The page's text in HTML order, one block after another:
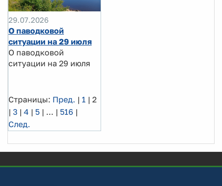
29.07.2026
О паводковой
ситуации на 29 июля
О паводковой
ситуации на 29 июля
Страницы: Пред. | 1 | 2
| 3 | 4 | 5 | ... | 516 |
След.